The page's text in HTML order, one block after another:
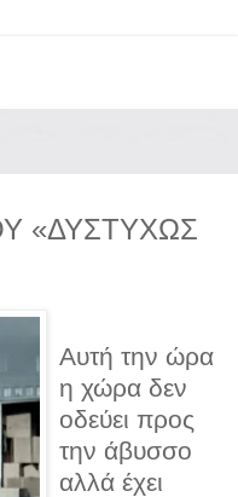
«ΔΥΣΤΥΧΩΣ
Αυτή την ώρα
η χώρα δεν
οδεύει προς
την άβυσσο
αλλά έχει